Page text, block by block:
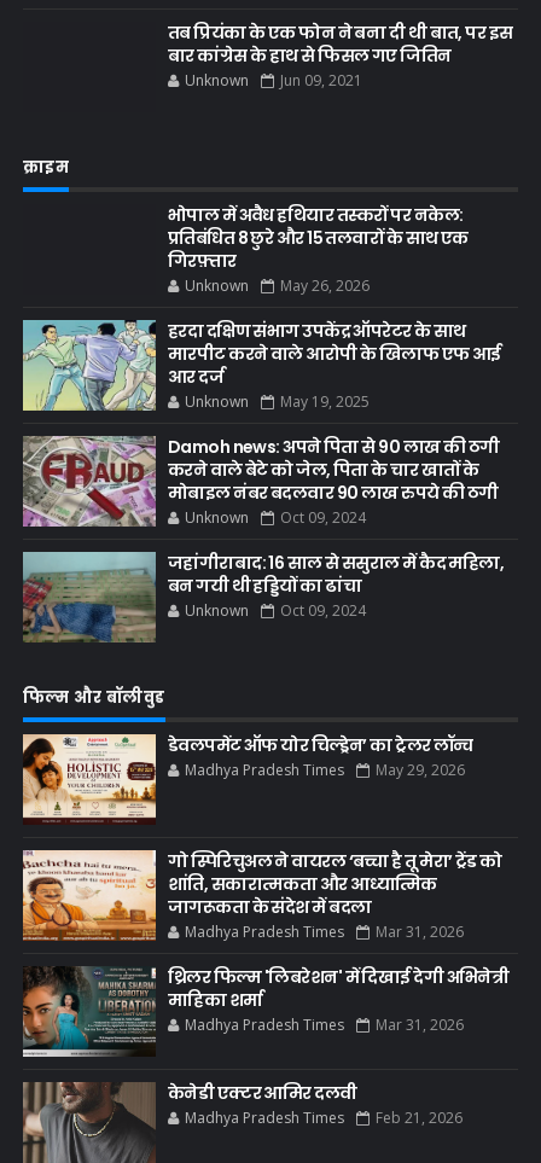
तब प्रियंका के एक फोन ने बना दी थी बात, पर इस
बार कांग्रेस के हाथ से फिसल गए जितिन
Unknown Jun 09, 2021
क्राइम
भोपाल में अवैध हथियार तस्करों पर नकेल:
प्रतिबंधित 8 छुरे और 15 तलवारों के साथ एक
गिरफ़्तार
Unknown May 26, 2026
हरदा दक्षिण संभाग उपकेंद्र ऑपरेटर के साथ
मारपीट करने वाले आरोपी के खिलाफ एफ आई
आर दर्ज
Unknown May 19, 2025
Damoh news: अपने पिता से 90 लाख की ठगी
करने वाले बेटे को जेल, पिता के चार खातों के
मोबाइल नंबर बदलवार 90 लाख रुपये की ठगी
Unknown Oct 09, 2024
जहांगीराबाद: 16 साल से ससुराल में कैद महिला,
बन गयी थी हड्डियों का ढांचा
Unknown Oct 09, 2024
फिल्म और बॉलीवुड
डेवलपमेंट ऑफ योर चिल्ड्रेन’ का ट्रेलर लॉन्च
Madhya Pradesh Times May 29, 2026
गो स्पिरिचुअल ने वायरल ‘बच्चा है तू मेरा’ ट्रेंड को
शांति, सकारात्मकता और आध्यात्मिक
जागरूकता के संदेश में बदला
Madhya Pradesh Times Mar 31, 2026
थ्रिलर फिल्म 'लिबरेशन' में दिखाई देगी अभिनेत्री
माहिका शर्मा
Madhya Pradesh Times Mar 31, 2026
केनेडी एक्टर आमिर दलवी
Madhya Pradesh Times Feb 21, 2026